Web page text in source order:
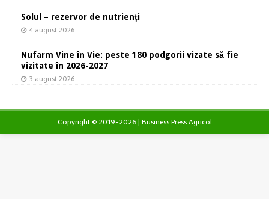
Solul – rezervor de nutrienți
4 august 2026
Nufarm Vine în Vie: peste 180 podgorii vizate să fie
vizitate în 2026-2027
3 august 2026
Copyright © 2019-2026 | Business Press Agricol